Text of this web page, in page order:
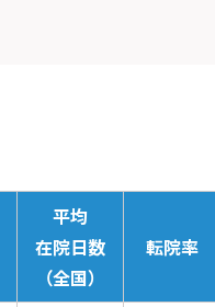
平均
在院日数
（全国）
転院率